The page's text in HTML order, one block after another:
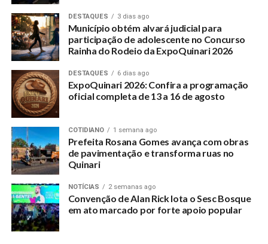
DESTAQUES 3 dias ago
Município obtém alvará judicial para
participação de adolescente no Concurso
Rainha do Rodeio da ExpoQuinari 2026
DESTAQUES 6 dias ago
ExpoQuinari 2026: Confira a programação
oficial completa de 13 a 16 de agosto
COTIDIANO 1 semana ago
Prefeita Rosana Gomes avança com obras
de pavimentação e transforma ruas no
Quinari
NOTÍCIAS 2 semanas ago
Convenção de Alan Rick lota o Sesc Bosque
em ato marcado por forte apoio popular